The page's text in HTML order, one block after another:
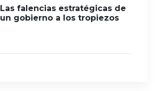
Las falencias estratégicas de
un gobierno a los tropiezos